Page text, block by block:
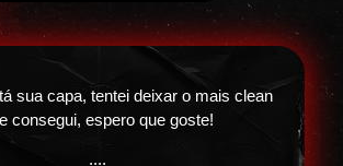
sua capa, tentei deixar o mais clean
consegui, espero que goste!
....